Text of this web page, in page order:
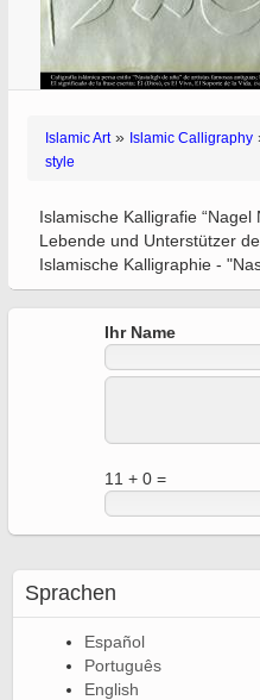
Islamic Art» Islamic Calligraphy
style
Islamische Kalligrafie
Lebende und Unterstützer
Islamische Kalligraphie -
Ihr Name
11 + 0 =
Sprachen
Español
Português
English